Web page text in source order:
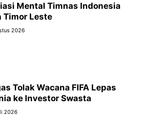
Mental Timnas Indonesia
Timor Leste
2026
Tolak Wacana FIFA Lepas
ke Investor Swasta
2026